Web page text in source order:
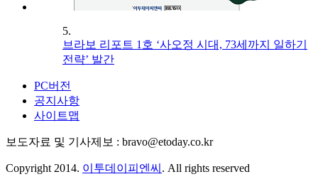
5.
브라보 리포트 1호 ‘사오정 시대, 73세까지 일하기
전략’ 발간
PC버전
공지사항
사이트맵
보도자료 및 기사제보 : bravo@etoday.co.kr
Copyright 2014. 이투데이피엔씨 . All rights reserved